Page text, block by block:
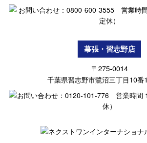
幕張・習志野店
〒275-0014
千葉県習志野市鷺沼三丁目10番